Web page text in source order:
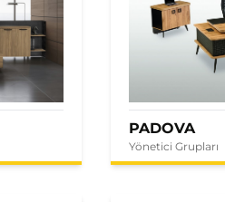
PADOVA
Yönetici Grupları